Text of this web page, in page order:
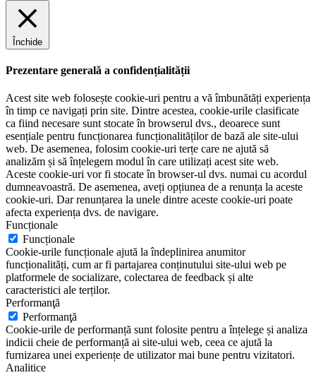
Închide
Prezentare generală a confidențialității
Acest site web folosește cookie-uri pentru a vă îmbunătăți experiența
în timp ce navigați prin site. Dintre acestea, cookie-urile clasificate
ca fiind necesare sunt stocate în browserul dvs., deoarece sunt
esențiale pentru funcționarea funcționalităților de bază ale site-ului
web. De asemenea, folosim cookie-uri terțe care ne ajută să
analizăm și să înțelegem modul în care utilizați acest site web.
Aceste cookie-uri vor fi stocate în browser-ul dvs. numai cu acordul
dumneavoastră. De asemenea, aveți opțiunea de a renunța la aceste
cookie-uri. Dar renunțarea la unele dintre aceste cookie-uri poate
afecta experiența dvs. de navigare.
Funcționale
Funcționale
Cookie-urile funcționale ajută la îndeplinirea anumitor
funcționalități, cum ar fi partajarea conținutului site-ului web pe
platformele de socializare, colectarea de feedback și alte
caracteristici ale terților.
Performanţă
Performanţă
Cookie-urile de performanță sunt folosite pentru a înțelege și analiza
indicii cheie de performanță ai site-ului web, ceea ce ajută la
furnizarea unei experiențe de utilizator mai bune pentru vizitatori.
Analitice